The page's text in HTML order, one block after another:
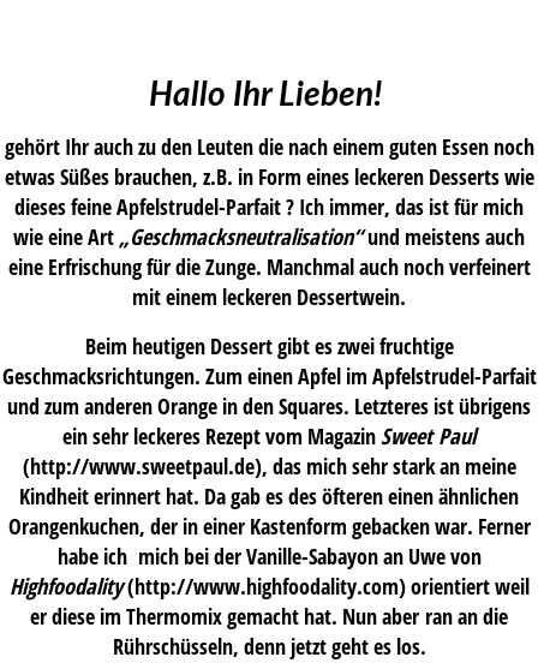
Hallo Ihr Lieben!
gehört Ihr auch zu den Leuten die nach einem guten Essen noch
etwas Süßes brauchen, z.B. in Form eines leckeren Desserts wie
dieses feine Apfelstrudel-Parfait ? Ich immer, das ist für mich
wie eine Art „Geschmacksneutralisation“und meistens auch
eine Erfrischung für die Zunge. Manchmal auch noch verfeinert
mit einem leckeren Dessertwein.
Beim heutigen Dessert gibt es zwei fruchtige
Geschmacksrichtungen. Zum einen Apfel im Apfelstrudel-Parfait
und zum anderen Orange in den Squares. Letzteres ist übrigens
ein sehr leckeres Rezept vom MagazinSweet Paul
(http://www.sweetpaul.de), das mich sehr stark an meine
Kindheit erinnert hat. Da gab es des öfteren einen ähnlichen
Orangenkuchen, der in einer Kastenform gebacken war. Ferner
habe ich mich bei der Vanille-Sabayon an Uwe von
Highfoodality(http://www.highfoodality.com) orientiert weil
er diese im Thermomix gemacht hat. Nun aber ran an die
Rührschüsseln, denn jetzt geht es los.